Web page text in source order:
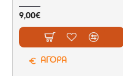
9,00€
ΑΓΟΡΑ